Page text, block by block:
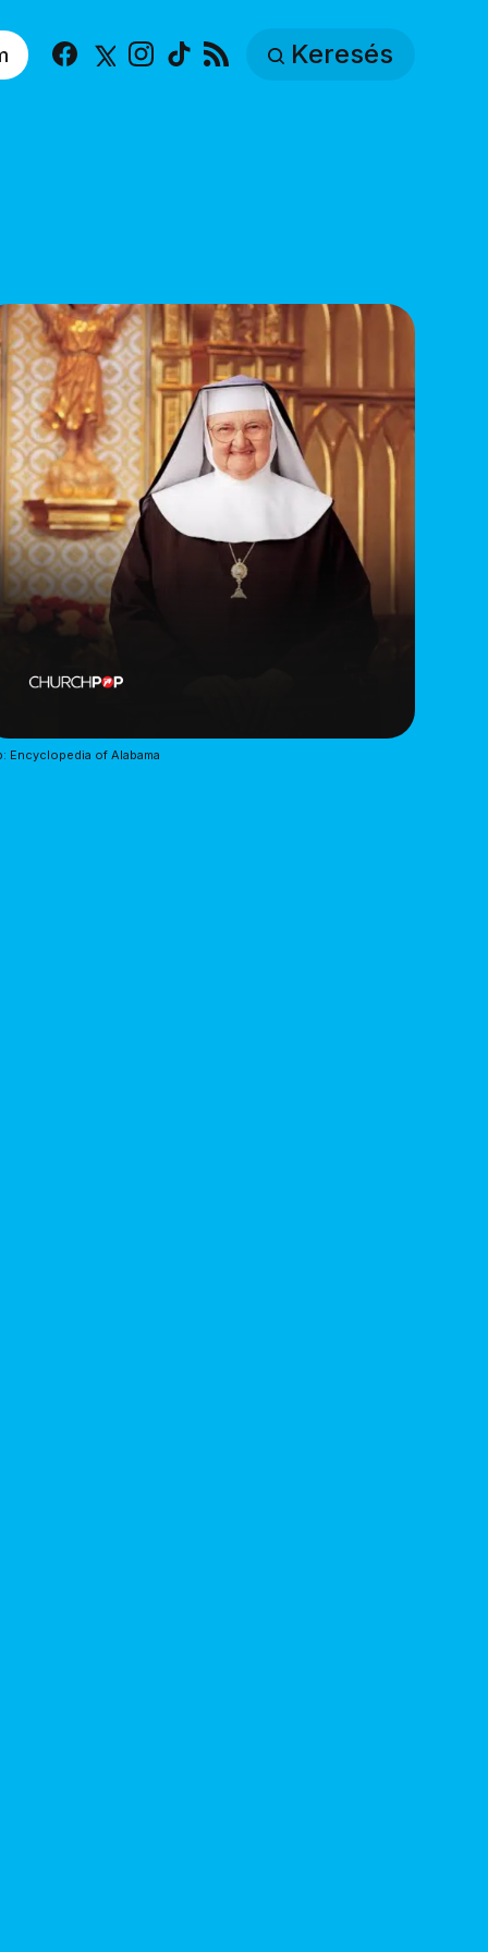
Facebook
X Instagram
TikTok Keresés
Encyclopedia of Alabama